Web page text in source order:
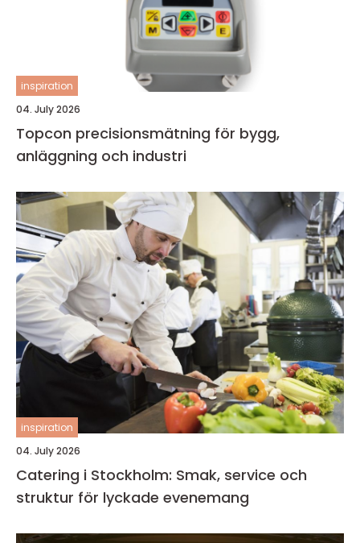
inspiration
04. July 2026
Topcon precisionsmätning för bygg,
anläggning och industri
inspiration
04. July 2026
Catering i Stockholm: Smak, service och
struktur för lyckade evenemang